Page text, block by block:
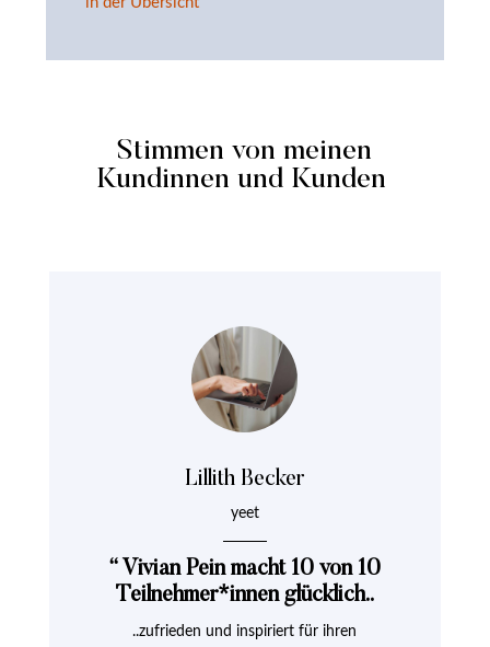
Stimmen von meinen
Kundinnen und Kunden
Lillith Becker
yeet
“ Vivian Pein macht 10 von 10
Teilnehmer*innen glücklich..
..zufrieden und inspiriert für ihren